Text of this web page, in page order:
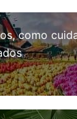
como